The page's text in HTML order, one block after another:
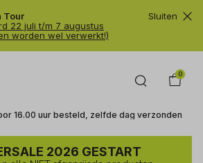
Tour
22 juli t/m 7 augustus
worden wel verwerkt!)
Sluiten
0
16.00 uur besteld, zelfde dag verzonden
2026 GESTART